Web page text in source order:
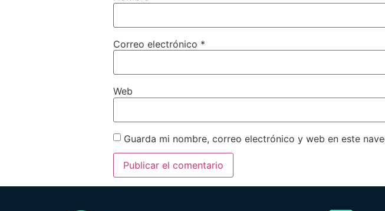
Correo electrónico *
Web
Guarda mi nombre, correo electrónico y web en este